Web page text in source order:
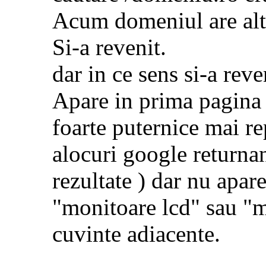
Acum domeniul are
Si-a revenit.
dar in ce sens si-a
Apare in prima
foarte puternice mai
alocuri google
rezultate ) dar nu
"monitoare lcd" sau
cuvinte adiacente.